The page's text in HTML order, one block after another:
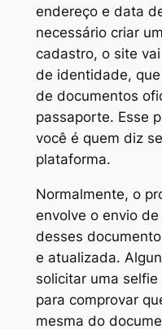
endereço e data
necessário criar
cadastro, o site
de identidade,
de documentos
passaporte. Esse
você é quem diz
plataforma.
Normalmente, o
envolve o envio
desses
e atualizada.
solicitar uma
para comprovar
mesma do